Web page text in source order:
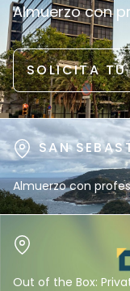
Almuerzo con
SOLICITA TU
SAN
Almuerzo con
Out of the Box: